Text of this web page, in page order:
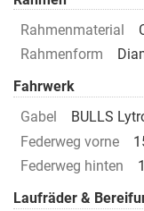
Rahmenmaterial
Rahmenform
Fahrwerk
Gabel
BULLS
Federweg vorne
Federweg hinten
Laufräder &